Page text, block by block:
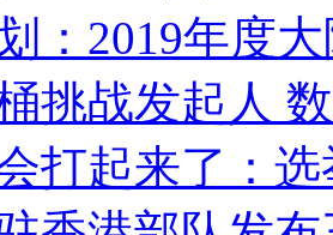
：2019年度
挑战发起人
打起来了：